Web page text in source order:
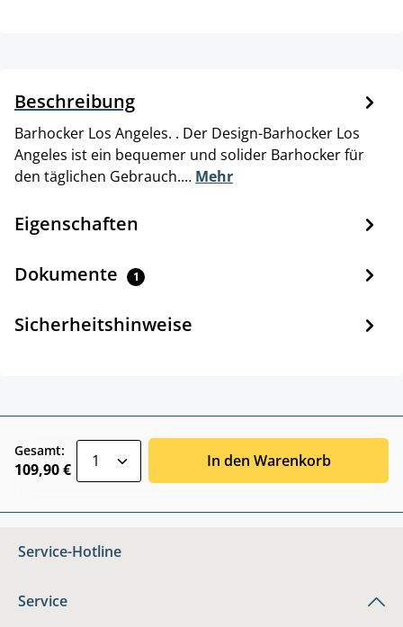
Beschreibung
Barhocker Los Angeles. . Der Design-Barhocker Los
Angeles ist ein bequemer und solider Barhocker für
den täglichen Gebrauch.… Mehr
Eigenschaften
Dokumente 1
Sicherheitshinweise
Gesamt:
109,90 € In den Warenkorb
Service-Hotline
Service